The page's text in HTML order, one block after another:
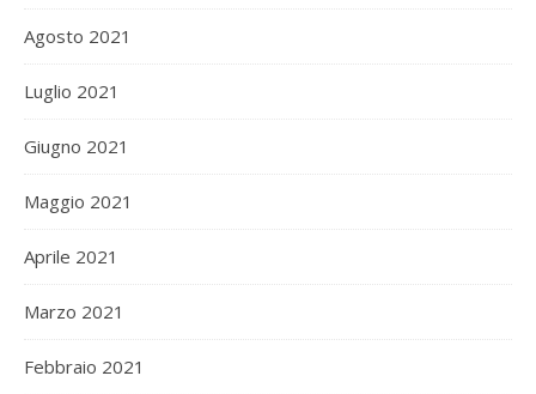
Agosto 2021
Luglio 2021
Giugno 2021
Maggio 2021
Aprile 2021
Marzo 2021
Febbraio 2021